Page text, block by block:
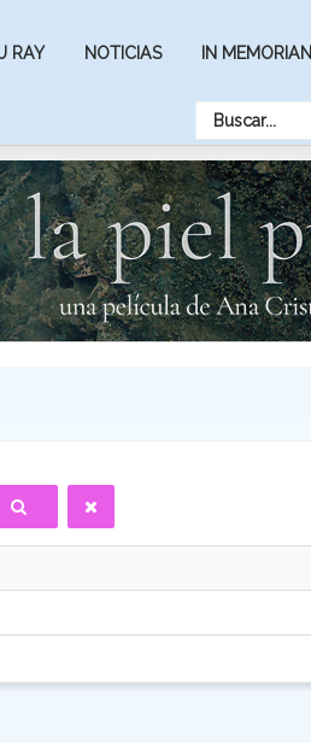
RAY NOTICIAS IN MEMORIAN